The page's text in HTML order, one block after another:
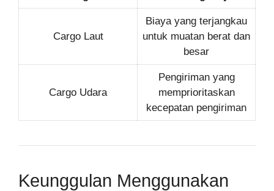
Cargo Laut
Biaya yang terjangkau
untuk muatan berat dan
besar
Cargo Udara
Pengiriman yang
memprioritaskan
kecepatan pengiriman
Keunggulan Menggunakan